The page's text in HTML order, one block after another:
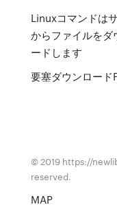
Linuxコマンドは
からファイルをダ
ードします
要塞ダウンロード
© 2019 https://
reserved.
MAP